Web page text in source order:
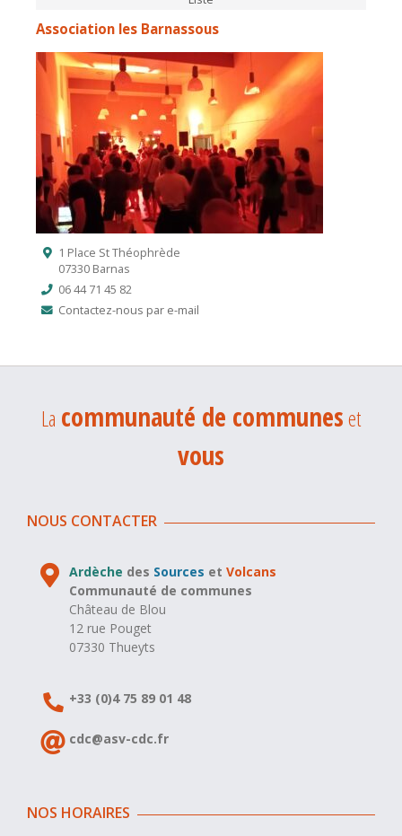
Association les Barnassous
1 Place St Théophrède
07330 Barnas
06 44 71 45 82
Contactez-nous par e-mail
La communauté de communeset
vous
NOUS CONTACTER
Ardèche des Sources etVolcans
Communauté de communes
Château de Blou
12 rue Pouget
07330 Thueyts
+33 (0)4 75 89 01 48
cdc@asv-cdc.fr
NOS HORAIRES